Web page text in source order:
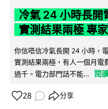
冷氣 24 小時長開
實測結果兩極 專
你信唔信冷氣長開 24 小時，
實測結果兩極，有人一個月電
過千。電力部門話不能...
閱
28 分享